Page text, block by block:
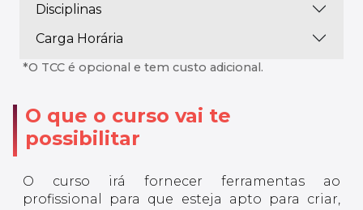
Disciplinas
Carga Horária
*O TCC é opcional e tem custo adicional.
O que o curso vai te
possibilitar
O curso irá fornecer ferramentas ao
profissional para que esteja apto para criar,